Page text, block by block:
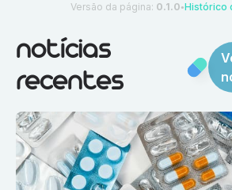
Versão da página: 0.1.0 ●Histórico
notícias
recentes